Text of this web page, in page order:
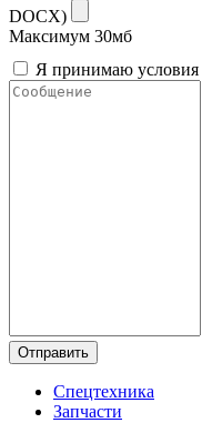
DOCX)
Максимум 30мб
Я принимаю условия
Отправить
Спецтехника
Запчасти